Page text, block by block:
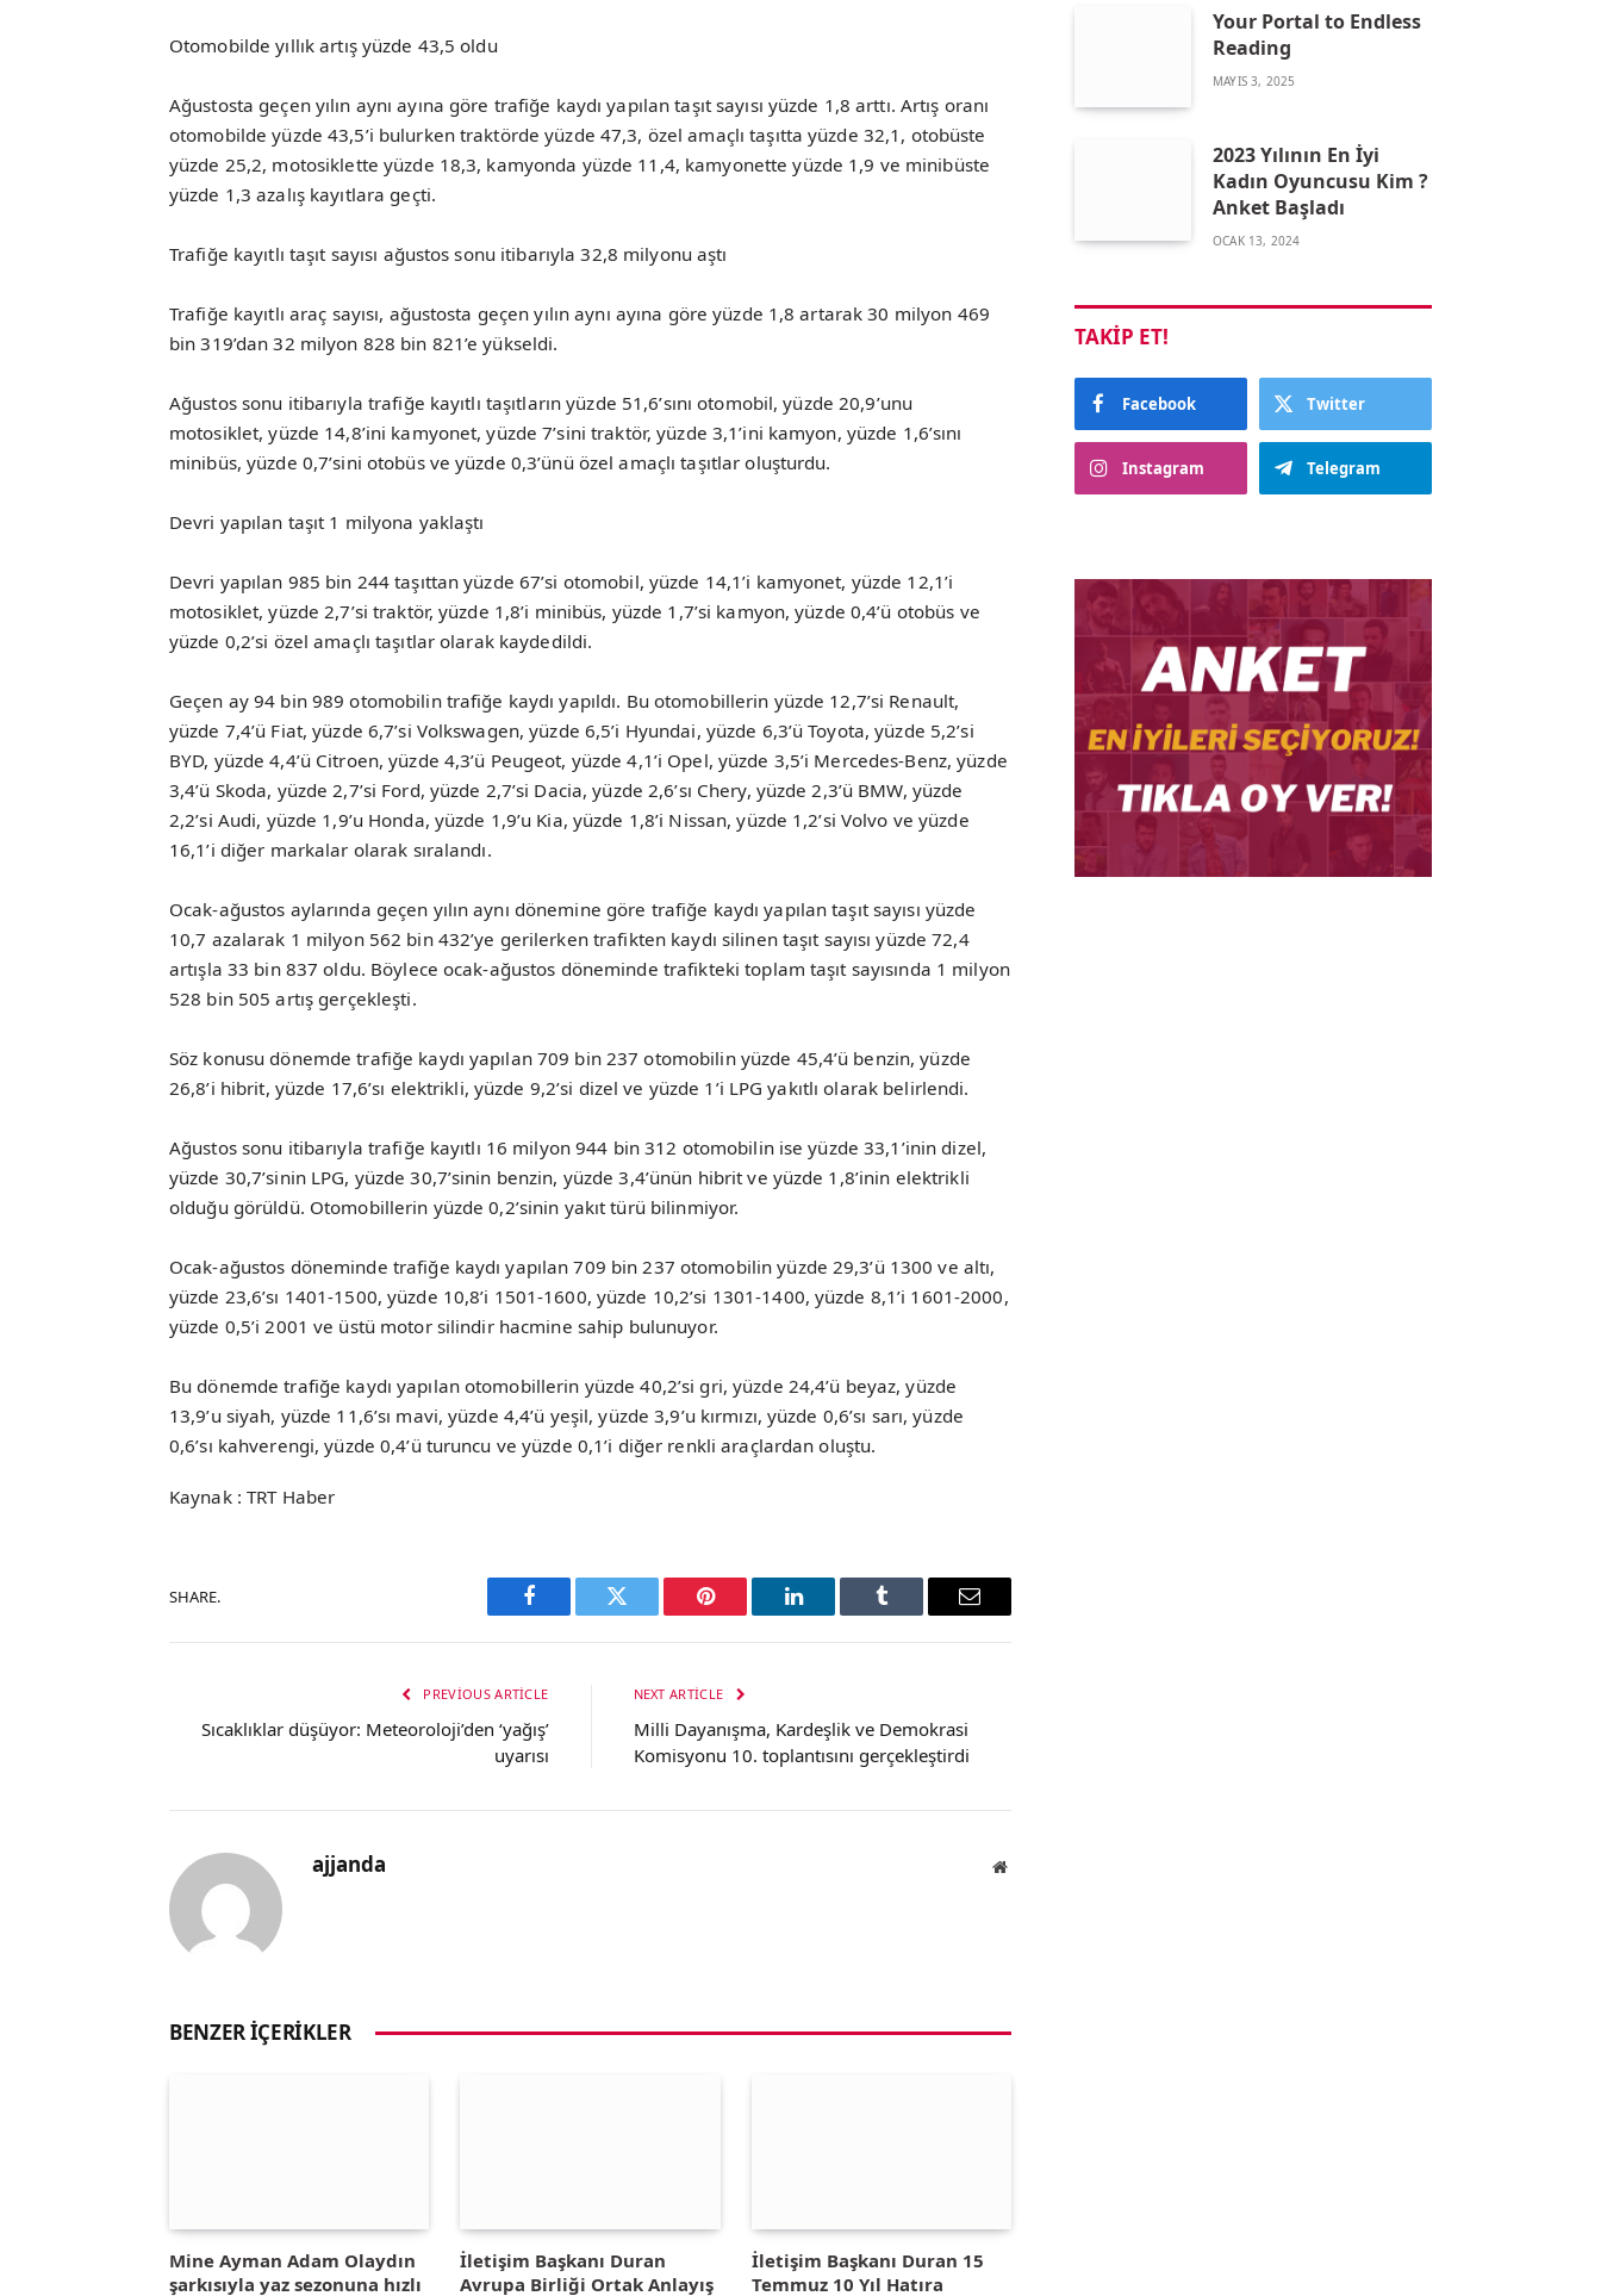
Otomobilde yıllık artış yüzde 43,5 oldu
Ağustosta geçen yılın aynı ayına göre trafiğe kaydı yapılan taşıt sayısı yüzde 1,8 arttı. Artış oranı
otomobilde yüzde 43,5’i bulurken traktörde yüzde 47,3, özel amaçlı taşıtta yüzde 32,1, otobüste
yüzde 25,2, motosiklette yüzde 18,3, kamyonda yüzde 11,4, kamyonette yüzde 1,9 ve minibüste
yüzde 1,3 azalış kayıtlara geçti.
Trafiğe kayıtlı taşıt sayısı ağustos sonu itibarıyla 32,8 milyonu aştı
Trafiğe kayıtlı araç sayısı, ağustosta geçen yılın aynı ayına göre yüzde 1,8 artarak 30 milyon 469
bin 319’dan 32 milyon 828 bin 821’e yükseldi.
Ağustos sonu itibarıyla trafiğe kayıtlı taşıtların yüzde 51,6’sını otomobil, yüzde 20,9’unu
motosiklet, yüzde 14,8’ini kamyonet, yüzde 7’sini traktör, yüzde 3,1’ini kamyon, yüzde 1,6’sını
minibüs, yüzde 0,7’sini otobüs ve yüzde 0,3’ünü özel amaçlı taşıtlar oluşturdu.
Devri yapılan taşıt 1 milyona yaklaştı
Devri yapılan 985 bin 244 taşıttan yüzde 67’si otomobil, yüzde 14,1’i kamyonet, yüzde 12,1’i
motosiklet, yüzde 2,7’si traktör, yüzde 1,8’i minibüs, yüzde 1,7’si kamyon, yüzde 0,4’ü otobüs ve
yüzde 0,2’si özel amaçlı taşıtlar olarak kaydedildi.
Geçen ay 94 bin 989 otomobilin trafiğe kaydı yapıldı. Bu otomobillerin yüzde 12,7’si Renault,
yüzde 7,4’ü Fiat, yüzde 6,7’si Volkswagen, yüzde 6,5’i Hyundai, yüzde 6,3’ü Toyota, yüzde 5,2’si
BYD, yüzde 4,4’ü Citroen, yüzde 4,3’ü Peugeot, yüzde 4,1’i Opel, yüzde 3,5’i Mercedes-Benz, yüzde
3,4’ü Skoda, yüzde 2,7’si Ford, yüzde 2,7’si Dacia, yüzde 2,6’sı Chery, yüzde 2,3’ü BMW, yüzde
2,2’si Audi, yüzde 1,9’u Honda, yüzde 1,9’u Kia, yüzde 1,8’i Nissan, yüzde 1,2’si Volvo ve yüzde
16,1’i diğer markalar olarak sıralandı.
Ocak-ağustos aylarında geçen yılın aynı dönemine göre trafiğe kaydı yapılan taşıt sayısı yüzde
10,7 azalarak 1 milyon 562 bin 432’ye gerilerken trafikten kaydı silinen taşıt sayısı yüzde 72,4
artışla 33 bin 837 oldu. Böylece ocak-ağustos döneminde trafikteki toplam taşıt sayısında 1 milyon
528 bin 505 artış gerçekleşti.
Söz konusu dönemde trafiğe kaydı yapılan 709 bin 237 otomobilin yüzde 45,4’ü benzin, yüzde
26,8’i hibrit, yüzde 17,6’sı elektrikli, yüzde 9,2’si dizel ve yüzde 1’i LPG yakıtlı olarak belirlendi.
Ağustos sonu itibarıyla trafiğe kayıtlı 16 milyon 944 bin 312 otomobilin ise yüzde 33,1’inin dizel,
yüzde 30,7’sinin LPG, yüzde 30,7’sinin benzin, yüzde 3,4’ünün hibrit ve yüzde 1,8’inin elektrikli
olduğu görüldü. Otomobillerin yüzde 0,2’sinin yakıt türü bilinmiyor.
Ocak-ağustos döneminde trafiğe kaydı yapılan 709 bin 237 otomobilin yüzde 29,3’ü 1300 ve altı,
yüzde 23,6’sı 1401-1500, yüzde 10,8’i 1501-1600, yüzde 10,2’si 1301-1400, yüzde 8,1’i 1601-2000,
yüzde 0,5’i 2001 ve üstü motor silindir hacmine sahip bulunuyor.
Bu dönemde trafiğe kaydı yapılan otomobillerin yüzde 40,2’si gri, yüzde 24,4’ü beyaz, yüzde
13,9’u siyah, yüzde 11,6’sı mavi, yüzde 4,4’ü yeşil, yüzde 3,9’u kırmızı, yüzde 0,6’sı sarı, yüzde
0,6’sı kahverengi, yüzde 0,4’ü turuncu ve yüzde 0,1’i diğer renkli araçlardan oluştu.
Kaynak : TRT Haber
SHARE.
Facebook Twitter Pinterest LinkedIn Tumblr Email
PREVIOUS ARTICLE
Sıcaklıklar düşüyor: Meteoroloji’den ‘yağış’
uyarısı
NEXT ARTICLE
Milli Dayanışma, Kardeşlik ve Demokrasi
Komisyonu 10. toplantısını gerçekleştirdi
ajjanda Website
BENZER İÇERIKLER
Mine Ayman Adam Olaydın
şarkısıyla yaz sezonuna hızlı
İletişim Başkanı Duran
Avrupa Birliği Ortak Anlayış
İletişim Başkanı Duran 15
Temmuz 10 Yıl Hatıra
Your Portal to Endless
Reading
MAYIS 3, 2025
2023 Yılının En İyi
Kadın Oyuncusu Kim ?
Anket Başladı
OCAK 13, 2024
TAKIP ET!
Facebook Twitter
Instagram Telegram